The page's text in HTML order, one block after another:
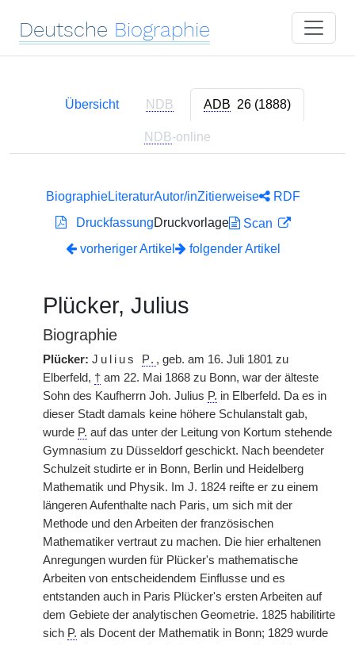
Deutsche Biographie
Übersicht NDB ADB 26 (1888)
NDB-online
BiographieLiteraturAutor/inZitierweise
RDF
DruckfassungDruckvorlage
Scan
vorheriger Artikel
folgender Artikel
Plücker, Julius
Biographie
Plücker: Julius P. , geb. am 16. Juli 1801 zu
Elberfeld, † am 22. Mai 1868 zu Bonn, war der älteste
Sohn des Kaufherrn Joh. Julius P. in Elberfeld. Da es in
dieser Stadt damals keine höhere Schulanstalt gab,
wurde P. auf das unter der Leitung von Kortum stehende
Gymnasium zu Düsseldorf geschickt. Nach beendeter
Schulzeit studirte er in Bonn, Berlin und Heidelberg
Mathematik und Physik. Im J. 1824 reifte er zu einem
längeren Aufenthalte nach Paris, um sich mit der
Methode und den Arbeiten der französischen
Mathematiker vertraut zu machen. Die hier erhaltenen
Anregungen wurden für Plücker's mathematische
Arbeiten von entscheidendem Einflusse und es
entstanden auch in Paris Plücker's ersten Arbeiten auf
dem Gebiete der analytischen Geometrie. 1825 habilitirte
sich P. als Docent der Mathematik in Bonn; 1829 wurde